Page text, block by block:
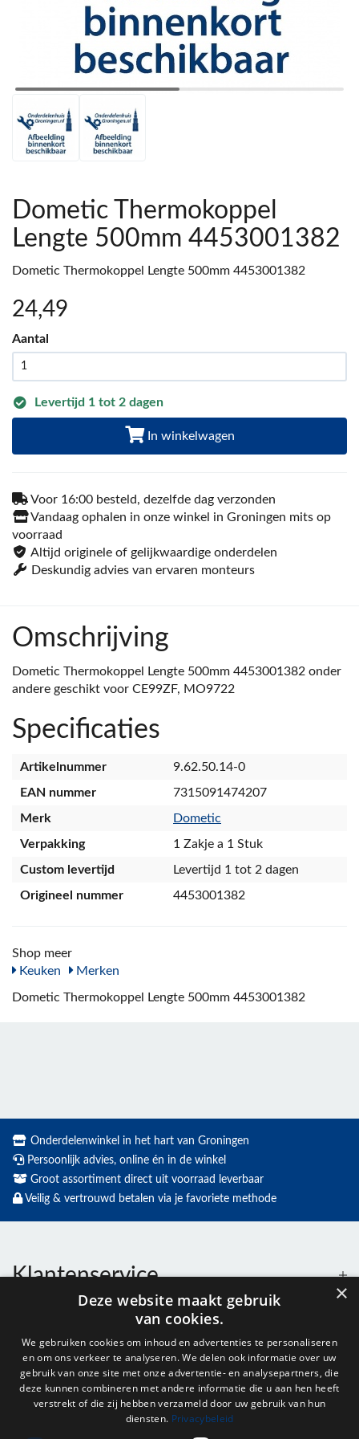
Dometic Thermokoppel
Lengte 500mm 4453001382
Dometic Thermokoppel Lengte 500mm 4453001382
24,49
Aantal
Levertijd 1 tot 2 dagen
In winkelwagen
Voor 16:00 besteld, dezelfde dag verzonden
Vandaag ophalen in onze winkel in Groningen mits op
voorraad
Altijd originele of gelijkwaardige onderdelen
Deskundig advies van ervaren monteurs
Omschrijving
Dometic Thermokoppel Lengte 500mm 4453001382 onder
andere geschikt voor CE99ZF, MO9722
Specificaties
Artikelnummer
9.62.50.14-0
EAN nummer
7315091474207
Merk
Dometic
Verpakking
1 Zakje a 1 Stuk
Custom levertijd
Levertijd 1 tot 2 dagen
Origineel nummer
4453001382
Shop meer
Keuken
Merken
Dometic Thermokoppel Lengte 500mm 4453001382
Onderdelenwinkel in het hart van Groningen
Persoonlijk advies, online én in de winkel
Groot assortiment direct uit voorraad leverbaar
Veilig & vertrouwd betalen via je favoriete methode
Klantenservice
Openingstijden
Nieuwsbrief
×
Deze website maakt gebruik
van cookies.
We gebruiken cookies om inhoud en advertenties te personaliseren
en om ons verkeer te analyseren. We delen ook informatie over uw
gebruik van onze site met onze advertentie- en analysepartners, die
deze kunnen combineren met andere informatie die u aan hen heeft
verstrekt of die zij hebben verzameld door uw gebruik van hun
diensten. Privacybeleid